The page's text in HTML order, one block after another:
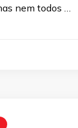
nem todos …